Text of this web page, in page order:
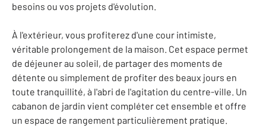
besoins ou vos projets d'évolution.
À l'extérieur, vous profiterez d'une cour intimiste,
véritable prolongement de la maison. Cet espace permet
de déjeuner au soleil, de partager des moments de
détente ou simplement de profiter des beaux jours en
toute tranquillité, à l'abri de l'agitation du centre-ville. Un
cabanon de jardin vient compléter cet ensemble et offre
un espace de rangement particulièrement pratique.